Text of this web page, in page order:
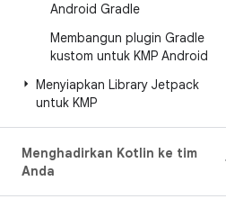
Android Gradle
Membangun plugin Gradle
kustom untuk KMP Android
Menyiapkan Library Jetpack
untuk KMP
Menghadirkan Kotlin ke tim
Anda